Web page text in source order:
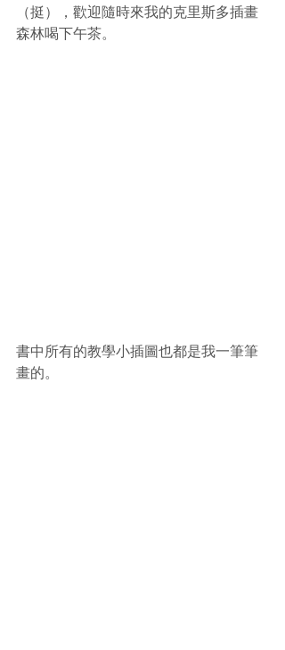
（挺），歡迎隨時來我的克里斯多插畫
森林喝下午茶。
書中所有的教學小插圖也都是我一筆筆
畫的。